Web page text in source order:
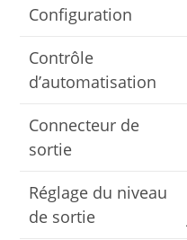
Configuration
Contrôle
d’automatisation
Connecteur de
sortie
Réglage du niveau
de sortie